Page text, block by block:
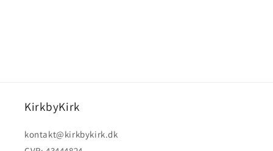
KirkbyKirk
kontakt@kirkbykirk.dk